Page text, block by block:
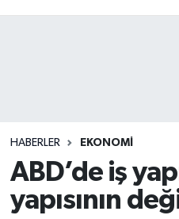
HABERLER EKONOMI
ABD’de iş
yapısının
Eğitim
Siyaset
Tüm Manşetler
Son Dakika Haberleri